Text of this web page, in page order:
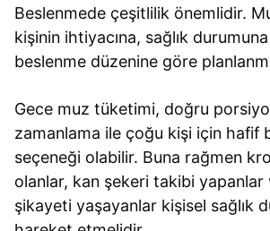
Beslenmede çeşitlilik önemlidir.
kişinin ihtiyacına, sağlık
beslenme düzenine göre
Gece muz tüketimi, doğru
zamanlama ile çoğu kişi için hafif
seçeneği olabilir. Buna rağmen
olanlar, kan şekeri takibi yapanlar
şikayeti yaşayanlar kişisel sağlık